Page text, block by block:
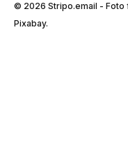
© 2026 Stripо.email - Foto
Pixabay.